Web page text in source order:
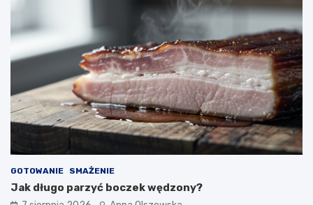
GOTOWANIE SMAŻENIE
Jak długo parzyć boczek wędzony?